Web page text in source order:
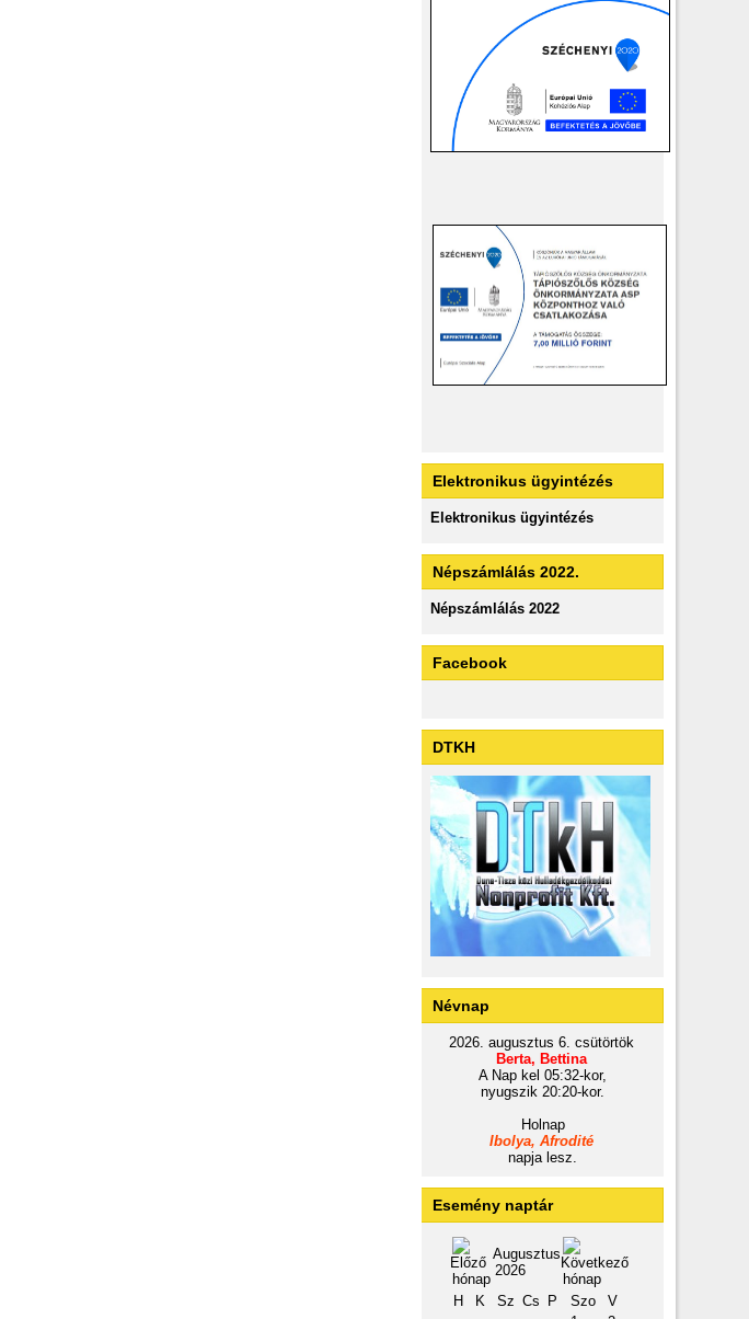
Elektronikus ügyintézés
Elektronikus ügyintézés
Népszámlálás 2022.
Népszámlálás 2022
Facebook
DTKH
Névnap
2026. augusztus 6. csütörtök
Berta, Bettina
A Nap kel 05:32-kor,
nyugszik 20:20-kor.
Holnap
Ibolya, Afrodité
napja lesz.
Esemény naptár
Augusztus
2026
H
K Sz Cs P Szo
V